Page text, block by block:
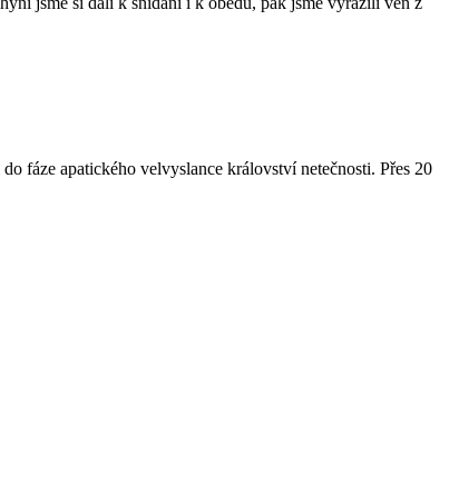
fáze apatického velvyslance království netečnosti. Přes 20